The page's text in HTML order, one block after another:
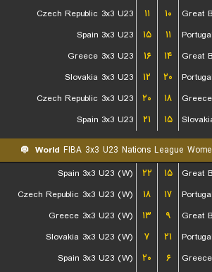
Czech Republic 3x3 U23
۱۱ ۱۰
Great
Spain 3x3 U23
۱۵ ۱۱
Greece 3x3 U23
۱۶ ۱۴
Great
Slovakia 3x3 U23
۱۲ ۲۰
Czech Republic 3x3 U23
۲۰ ۱۸
Spain 3x3 U23
۲۱ ۱۵
World FIBA 3x3 U23 Nations League
Spain 3x3 U23 (W)
۲۲ ۱۵
Great
Czech Republic 3x3 U23 (W)
۱۸ ۱۷
Greece 3x3 U23 (W)
۱۳ ۹
Great
Slovakia 3x3 U23 (W)
۷ ۲۱
Spain 3x3 U23 (W)
۲۰ ۶